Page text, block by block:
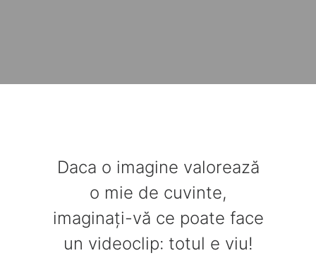
Daca o imagine valorează
o mie de cuvinte,
imaginați-vă ce poate face
un videoclip: totul e viu!